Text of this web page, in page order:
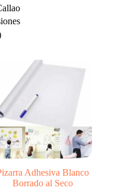
Adhesiva Blanco
Borrado al Seco